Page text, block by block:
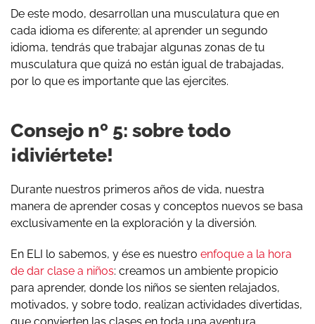
De este modo, desarrollan una musculatura que en
cada idioma es diferente; al aprender un segundo
idioma, tendrás que trabajar algunas zonas de tu
musculatura que quizá no están igual de trabajadas,
por lo que es importante que las ejercites.
Consejo nº 5: sobre todo
¡diviértete!
Durante nuestros primeros años de vida, nuestra
manera de aprender cosas y conceptos nuevos se basa
exclusivamente en la exploración y la diversión.
En ELI lo sabemos, y ése es nuestro enfoque a la hora
de dar clase a niños: creamos un ambiente propicio
para aprender, donde los niños se sienten relajados,
motivados, y sobre todo, realizan actividades divertidas,